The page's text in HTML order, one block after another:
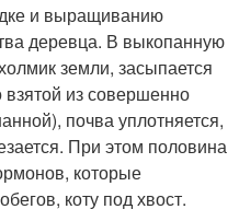
и выращиванию
деревца. В выкопанную
земли, засыпается
из совершенно
почва уплотняется,
При этом половина
которые
коту под хвост.